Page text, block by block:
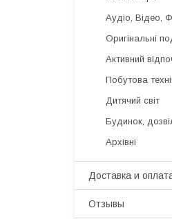
Аудіо, Відео,
Оригінальні
Активний
Побутова
Дитячий світ
Будинок,
Архівні
Доставка и
Отзывы